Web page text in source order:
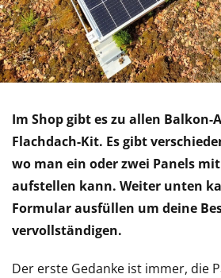
Im Shop gibt es zu allen Balkon-
Flachdach-Kit. Es gibt
wo man ein oder zwei Panels
aufstellen kann. Weiter unten
Formular ausfüllen um deine
vervollständigen.
Der erste Gedanke ist immer, die